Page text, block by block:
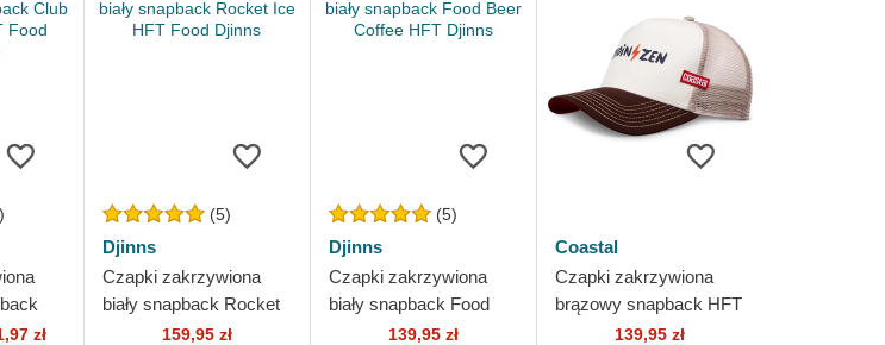
zł
(5)
Djinns
Czapki zakrzywiona
biały snapback Rocket
Ice HFT Food Djinns
159,95 zł
(5)
Djinns
Czapki zakrzywiona
biały snapback Food
Beer Coffee HFT Djinns
139,95 zł
Coastal
Czapki zakrzywiona
brązowy snapback HFT
139,95 zł